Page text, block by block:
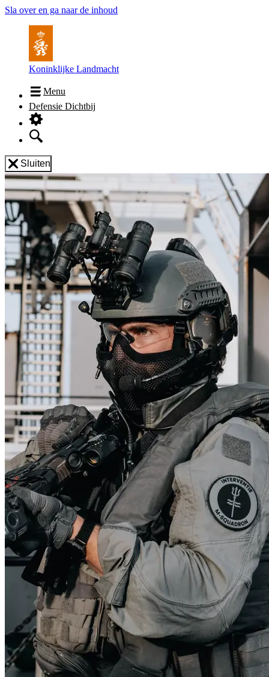
Sla over en ga naar de inhoud
Koninklijke Landmacht
Menu
Defensie Dichtbij
Sluiten